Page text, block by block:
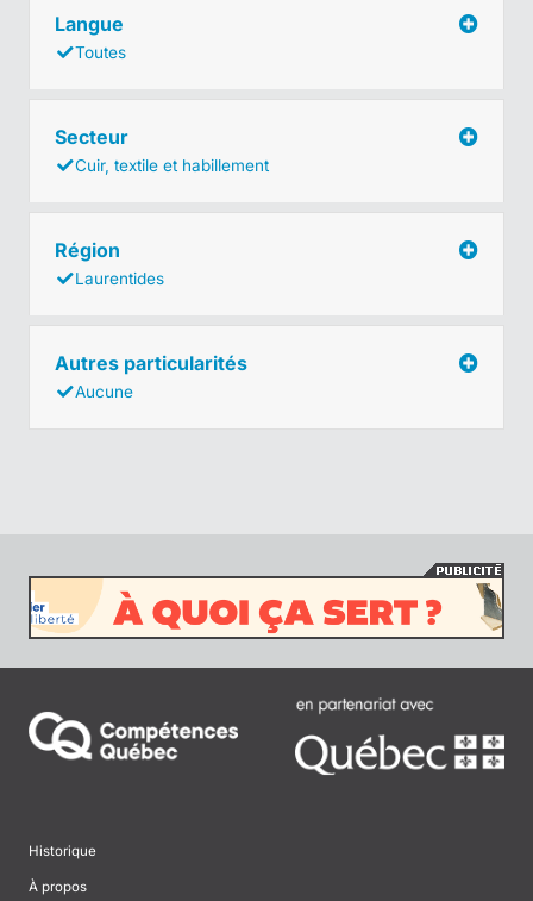
Langue
Toutes
Secteur
Cuir, textile et habillement
Région
Laurentides
Autres particularités
Aucune
Historique
À propos